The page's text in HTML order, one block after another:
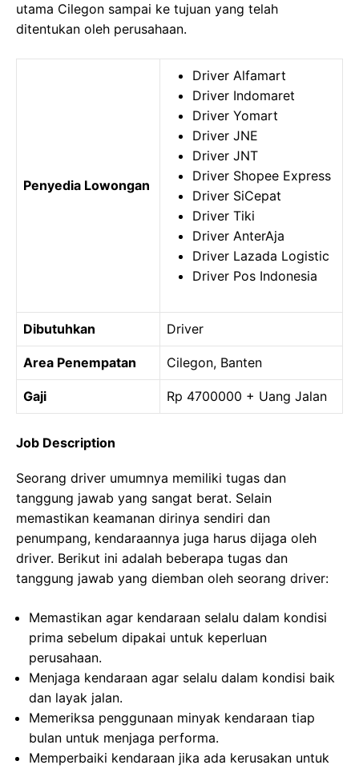
utama Cilegon sampai ke tujuan yang telah
ditentukan oleh perusahaan.
Penyedia Lowongan
Driver Alfamart
Driver Indomaret
Driver Yomart
Driver JNE
Driver JNT
Driver Shopee Express
Driver SiCepat
Driver Tiki
Driver AnterAja
Driver Lazada Logistic
Driver Pos Indonesia
Dibutuhkan Driver
Area Penempatan Cilegon, Banten
Gaji Rp 4700000 + Uang Jalan
Job Description
Seorang driver umumnya memiliki tugas dan
tanggung jawab yang sangat berat. Selain
memastikan keamanan dirinya sendiri dan
penumpang, kendaraannya juga harus dijaga oleh
driver. Berikut ini adalah beberapa tugas dan
tanggung jawab yang diemban oleh seorang driver:
Memastikan agar kendaraan selalu dalam kondisi
prima sebelum dipakai untuk keperluan
perusahaan.
Menjaga kendaraan agar selalu dalam kondisi baik
dan layak jalan.
Memeriksa penggunaan minyak kendaraan tiap
bulan untuk menjaga performa.
Memperbaiki kendaraan jika ada kerusakan untuk